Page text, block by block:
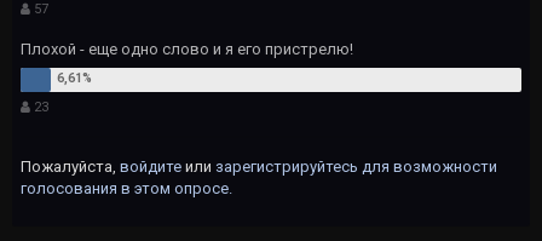
57
Плохой - еще одно слово и я его пристрелю!
23
Пожалуйста, войдите или зарегистрируйтесь для возможности
голосования в этом опросе.